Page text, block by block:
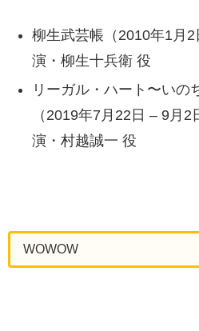
柳生武芸帳（2010年1月
演・柳生十兵衛 役
リーガル・ハート〜いの
（2019年7月22日 – 9月
演・村越誠一 役
WOWOW